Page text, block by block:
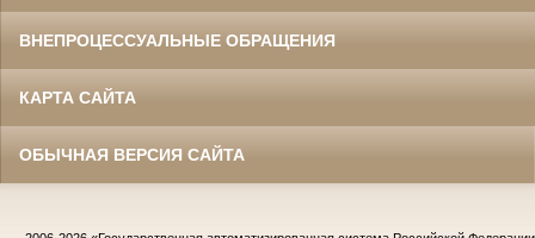
ВНЕПРОЦЕССУАЛЬНЫЕ ОБРАЩЕНИЯ
КАРТА САЙТА
ОБЫЧНАЯ ВЕРСИЯ САЙТА